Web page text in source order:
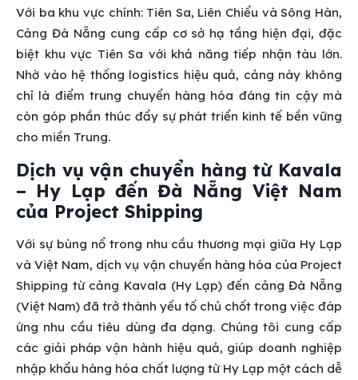
Với ba khu vực chính: Tiên Sa, Liên Chiểu và Sông Hàn,
Cảng Đà Nẵng cung cấp cơ sở hạ tầng hiện đại, đặc
biệt khu vực Tiên Sa với khả năng tiếp nhận tàu lớn.
Nhờ vào hệ thống logistics hiệu quả, cảng này không
chỉ là điểm trung chuyển hàng hóa đáng tin cậy mà
còn góp phần thúc đẩy sự phát triển kinh tế bền vững
cho miền Trung.
Dịch vụ vận chuyển hàng từ Kavala
– Hy Lạp đến Đà Nẵng Việt Nam
của Project Shipping
Với sự bùng nổ trong nhu cầu thương mại giữa Hy Lạp
và Việt Nam, dịch vụ vận chuyển hàng hóa của Project
Shipping từ cảng Kavala (Hy Lạp) đến cảng Đà Nẵng
(Việt Nam) đã trở thành yếu tố chủ chốt trong việc đáp
ứng nhu cầu tiêu dùng đa dạng. Chúng tôi cung cấp
các giải pháp vận hành hiệu quả, giúp doanh nghiệp
nhập khẩu hàng hóa chất lượng từ Hy Lạp một cách dễ